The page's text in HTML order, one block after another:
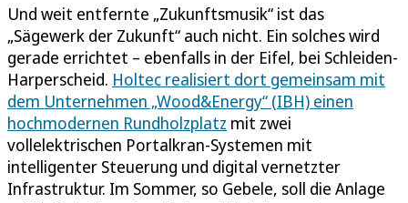
Und weit entfernte „Zukunftsmusik“ ist das
„Sägewerk der Zukunft“ auch nicht. Ein solches wird
gerade errichtet – ebenfalls in der Eifel, bei Schleiden-
Harperscheid. Holtec realisiert dort gemeinsam mit
dem Unternehmen „Wood&Energy“ (IBH) einen
hochmodernen Rundholzplatz mit zwei
vollelektrischen Portalkran-Systemen mit
intelligenter Steuerung und digital vernetzter
Infrastruktur. Im Sommer, so Gebele, soll die Anlage